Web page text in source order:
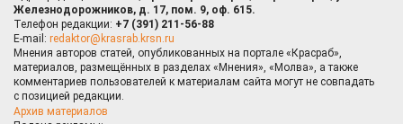
Железнодорожников, д. 17, пом. 9, оф. 615.
Телефон редакции: +7 (391) 211-56-88
E-mail: redaktor@krasrab.krsn.ru
Мнения авторов статей, опубликованных на портале «Красраб»,
материалов, размещённых в разделах «Мнения», «Молва», а также
комментариев пользователей к материалам сайта могут не совпадать
с позицией редакции.
Архив материалов